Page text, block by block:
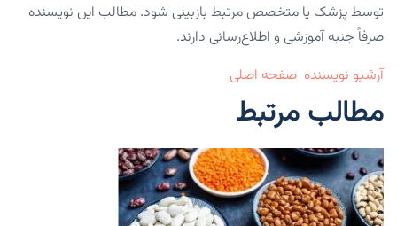
توسط پزشک یا متخصص مرتبط بازبینی شود. مطالب این نویسنده
صرفاً جنبه آموزشی و اطلاع‌رسانی دارند.
آرشیو نویسنده صفحه اصلی
مطالب مرتبط